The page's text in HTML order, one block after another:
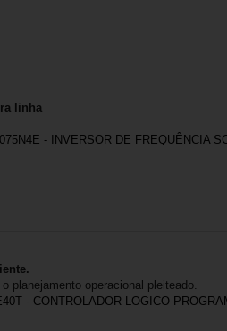
linha
- INVERSOR DE FREQUÊNCIA
planejamento operacional pleiteado.
- CONTROLADOR LOGICO